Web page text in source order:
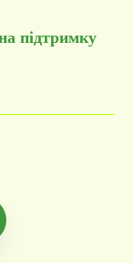
підтримку